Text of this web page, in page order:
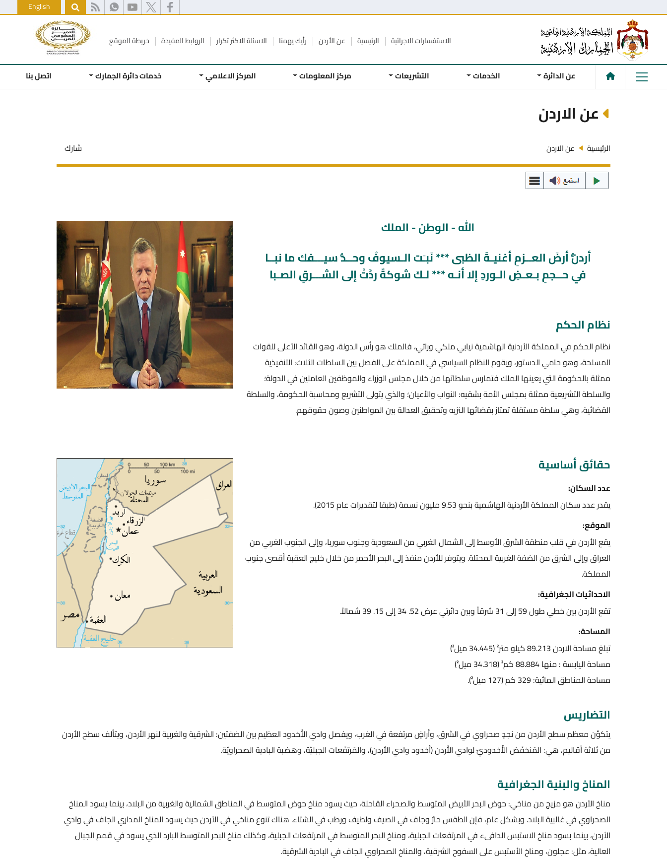
English
الاستفسارات الاجرائية الرئيسية عن الأردن رأيك يهمنا الاسئلة الاكثر تكرار الروابط المفيدة خريطة الموقع
عن الدائرة الخدمات التشريعات مركز المعلومات المركز الاعلامي خدمات دائرة الجمارك اتصل بنا
عن الاردن
الرئيسية عن الاردن شارك
الله - الوطن - الملك
أردنُّ أرضَ العــزمِ أغنيـةَ الظبى *** نَبـَت الـسيوفُ وحــدُّ سيـــفك ما نبــا
في حــجمِ بـعـضِ الـوردِ إلا أنـه *** لـكَ شوكةٌ ردَّتْ إلى الشـــرقِ الصـبا
نظام الحكم
نظام الحكم في المملكة الأردنية الهاشمية نيابي ملكي وراثي، فالملك هو رأس الدولة، وهو القائد الأعلى للقوات
المسلحة، وهو حامي الدستور، ويقوم النظام السياسي في المملكة على الفصل بين السلطات الثلاث: التنفيذية
ممثلة بالحكومة التي يعينها الملك فتمارس سلطاتها من خلال مجلس الوزراء والموظفين العاملين في الدولة؛
والسلطة التشريعية ممثلة بمجلس الأمة بشقيه: النواب والأعيان؛ والذي يتولى التشريع ومحاسبة الحكومة، والسلطة
القضائية، وهي سلطة مستقلة تمتاز بقضائها النزيه وتحقيق العدالة بين المواطنين وصون حقوقهم.
حقائق أساسية
عدد السكان:
يقدر عدد سكان المملكة الأردنية الهاشمية بنحو 9.53 مليون نسمة (طبقا لتقديرات عام 2015).
الموقع:
يقع الأردن في قلب منطقة الشرق الأوسط إلى الشمال الغربي من السعودية وجنوب سوريا، وإلى الجنوب الغربي من
العراق وإلى الشرق من الضفة الغربية المحتلة. ويتوفر للأردن منفذ إلى البحر الأحمر من خلال خليج العقبة أقصى جنوب
المملكة.
الاحداثيات الجغرافية:
تقع الأردن بين خطي طول 59ْ إلى 31ْ شرقاً وبين دائرتي عرض 52. 34ْ إلى 15. 39ْ شمالاً.
المساحة:
تبلغ مساحة الاردن 89.213 كيلو متر² (34.445 ميل²)
مساحة اليابسة : منها 88.884 كم² (34.318 ميل²)
مساحة المناطق المائية: 329 كم (127 ميل²).
التضاريس
يتكوَّن معظم سطح الأردن من نجدٍ صحراوي في الشرق، وأراضٍ مرتفعة في الغرب، ويفصل وادي الأُخدود العظيم بين الضفتين: الشرقية والغربية لنهر الأردن، ويتألف سطح الأردن
من ثلاثة أقاليم، هي: المُنخفَض الأُخدوديّ لوادي الأُردن (أخدود وادي الأردن)، والمُرتفَعات الجبليّة، وهضبة البادية الصحراويّة.
المناخ والبنية الجغرافية
مناخ الأردن هو مزيج من مناخي: حوض البحر الأبيض المتوسط والصحراء القاحلة، حيث يسود مناخ حوض المتوسط في المناطق الشمالية والغربية من البلاد، بينما يسود المناخ
الصحراوي في غالبية البلاد. وبشكل عام، فإن الطقس حارٌ وجاف في الصيف ولطيف ورطب في الشتاء. هناك تنوع مناخي في الأردن حيث يسود المناخ المداري الجاف في وادي
الأردن، بينما بسود مناخ الاستبس الدافىء في المرتفعات الجبلية، ومناخ البحر المتوسط في المرتفعات الجبلية، وكذلك مناخ البحر المتوسط البارد الذي يسود في قمم الجبال
العالية، مثل: عجلون، ومناخ الأستبس على السفوح الشرقية، والمناخ الصحراوي الجاف في البادية الشرقية.